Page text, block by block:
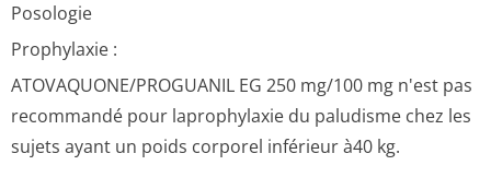
Posologie
Prophylaxie :
ATOVAQUONE/PRO­GUANIL EG 250 mg/100 mg n'est pas
recommandé pour laprophylaxie du paludisme chez les
sujets ayant un poids corporel inférieur à40 kg.